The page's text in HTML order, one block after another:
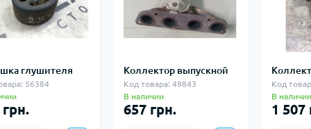
глушителя
56384
Коллектор выпускной
Код товара: 49843
В наличии
657 грн.
Код
В наличии
1 507